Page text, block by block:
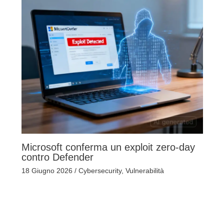
Microsoft conferma un exploit zero-day
contro Defender
18 Giugno 2026 / Cybersecurity, Vulnerabilità